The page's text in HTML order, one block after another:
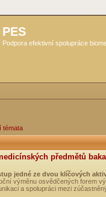
PES
Podpora efektivní spolupráce
témata
předmětů
jedné ze dvou klíčových
výměnu osvědčených forem
a spolupráci mezi